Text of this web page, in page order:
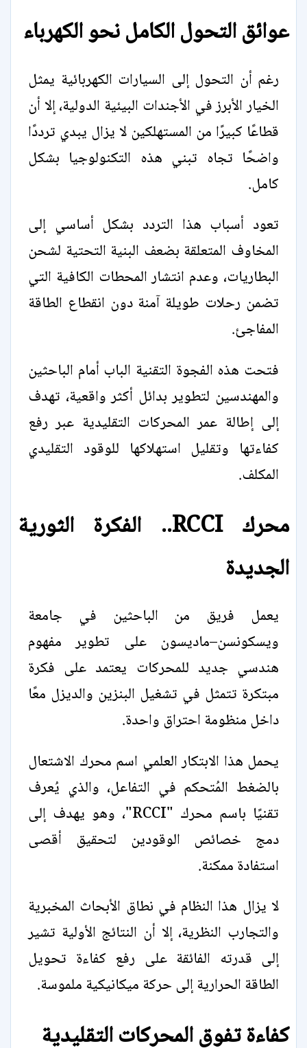
عوائق التحول الكامل نحو الكهرباء
رغم أن التحول إلى السيارات الكهربائية يمثل
الخيار الأبرز في الأجندات البيئية الدولية، إلا أن
قطاعًا كبيرًا من المستهلكين لا يزال يبدي ترددًا
واضحًا تجاه تبني هذه التكنولوجيا بشكل
كامل.
تعود أسباب هذا التردد بشكل أساسي إلى
المخاوف المتعلقة بضعف البنية التحتية لشحن
البطاريات، وعدم انتشار المحطات الكافية التي
تضمن رحلات طويلة آمنة دون انقطاع الطاقة
المفاجئ.
فتحت هذه الفجوة التقنية الباب أمام الباحثين
والمهندسين لتطوير بدائل أكثر واقعية، تهدف
إلى إطالة عمر المحركات التقليدية عبر رفع
كفاءتها وتقليل استهلاكها للوقود التقليدي
المكلف.
محرك RCCI.. الفكرة الثورية
الجديدة
يعمل فريق من الباحثين في جامعة
ويسكونسن–ماديسون على تطوير مفهوم
هندسي جديد للمحركات يعتمد على فكرة
مبتكرة تتمثل في تشغيل البنزين والديزل معًا
داخل منظومة احتراق واحدة.
يحمل هذا الابتكار العلمي اسم محرك الاشتعال
بالضغط المُتحكم في التفاعل، والذي يُعرف
تقنيًا باسم محرك "RCCI"، وهو يهدف إلى
دمج خصائص الوقودين لتحقيق أقصى
استفادة ممكنة.
لا يزال هذا النظام في نطاق الأبحاث المخبرية
والتجارب النظرية، إلا أن النتائج الأولية تشير
إلى قدرته الفائقة على رفع كفاءة تحويل
الطاقة الحرارية إلى حركة ميكانيكية ملموسة.
كفاءة تفوق المحركات التقليدية